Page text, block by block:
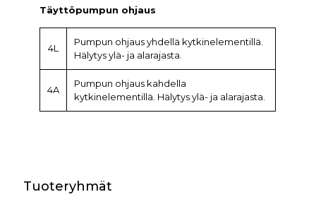
Täyttöpumpun ohjaus
4L
Pumpun ohjaus yhdellä kytkinelementillä.
Hälytys ylä- ja alarajasta.
4A
Pumpun ohjaus kahdella
kytkinelementillä. Hälytys ylä- ja alarajasta.
Tuoteryhmät